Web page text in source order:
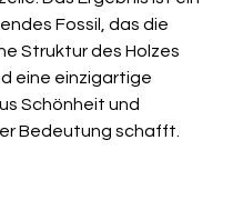
Fossil, das die
Struktur des Holzes
eine einzigartige
Schönheit und
Bedeutung schafft.